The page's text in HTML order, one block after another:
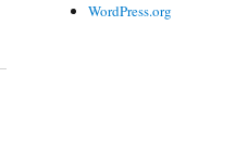
WordPress.org